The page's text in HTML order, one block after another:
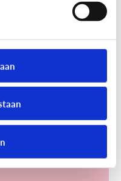
baby